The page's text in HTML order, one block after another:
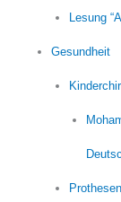
Lesung
Gesundheit